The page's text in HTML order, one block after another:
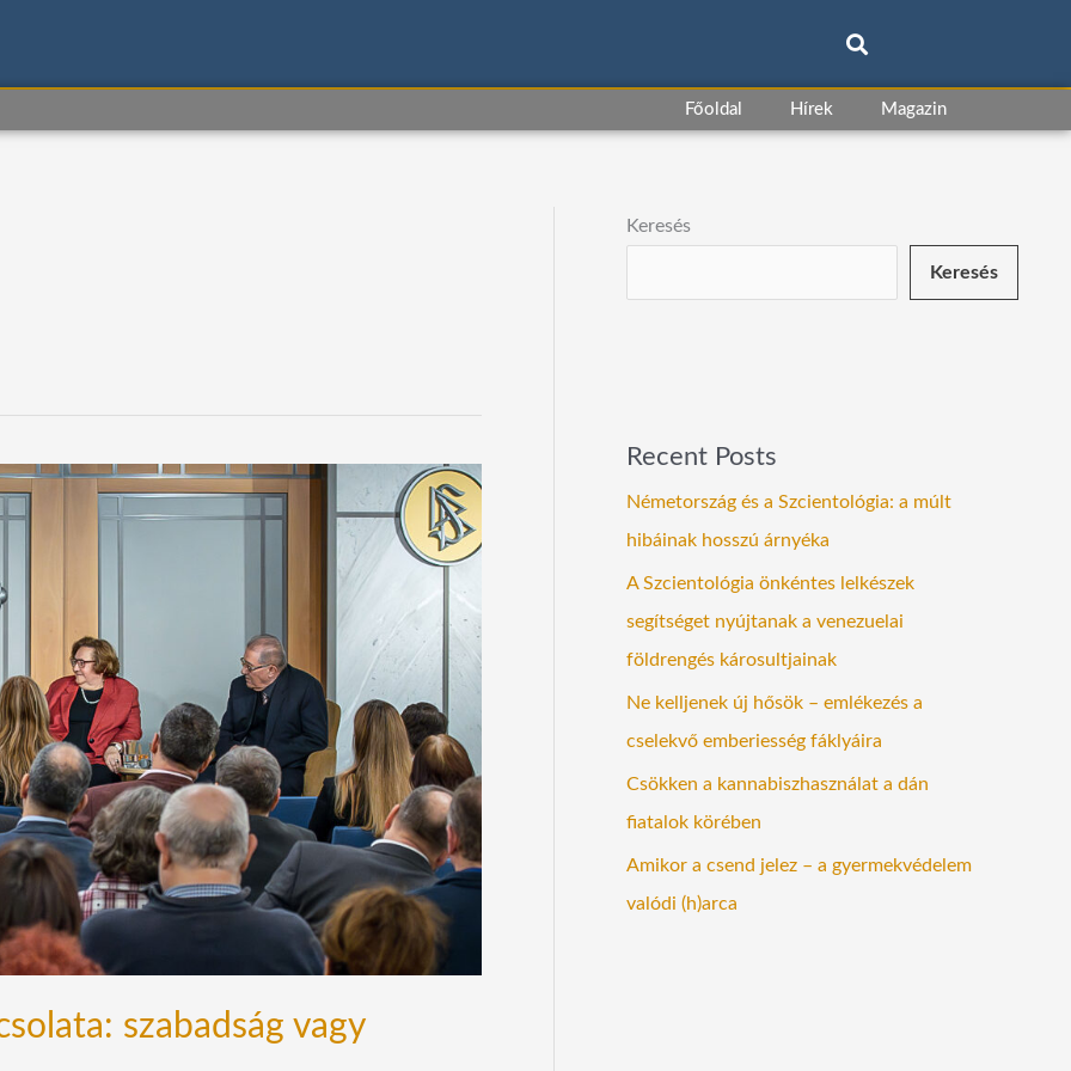
Főoldal Hírek Magazin
szabadság vagy
Keresés
Keresés
Recent Posts
Németország és a Szcientológia: a múlt
hibáinak hosszú árnyéka
A Szcientológia önkéntes lelkészek
segítséget nyújtanak a venezuelai
földrengés károsultjainak
Ne kelljenek új hősök – emlékezés a
cselekvő emberiesség fáklyáira
Csökken a kannabiszhasználat a dán
fiatalok körében
Amikor a csend jelez – a gyermekvédelem
valódi (h)arca